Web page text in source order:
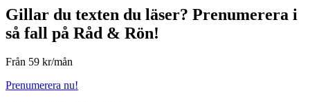
Gillar du texten du läser? Prenumerera i
så fall på Råd & Rön!
Från 59 kr/mån
Prenumerera nu!